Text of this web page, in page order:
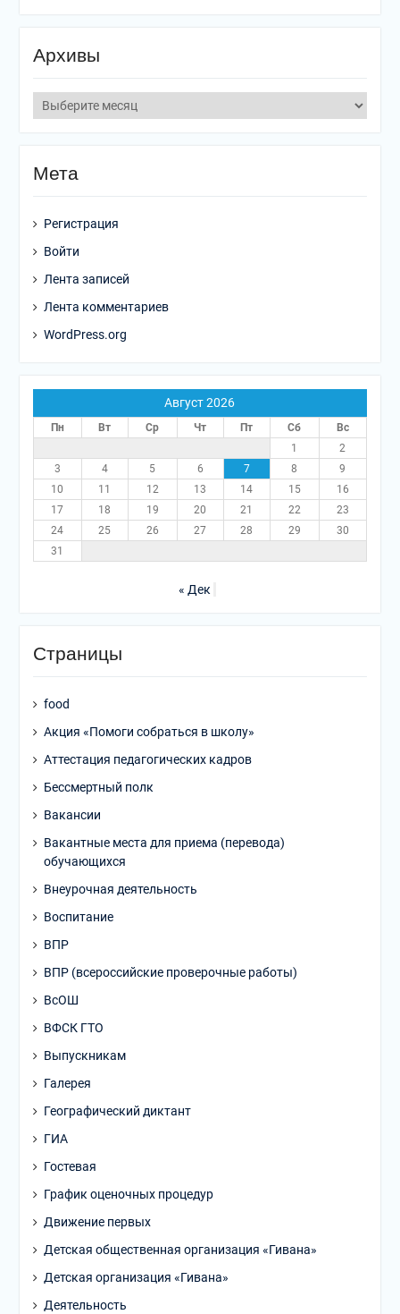
Архивы
Мета
Регистрация
Войти
Лента записей
Лента комментариев
WordPress.org
Август 2026
Пн Вт Ср Чт Пт Сб
Вс
1
2
3
4 5 6 7 8
9
10
11 12 13 14 15
16
17
18 19 20 21 22
23
24
25 26 27 28 29
30
31
« Дек
Страницы
food
Акция «Помоги собраться в школу»
Аттестация педагогических кадров
Бессмертный полк
Вакансии
Вакантные места для приема (перевода)
обучающихся
Внеурочная деятельность
Воспитание
ВПР
ВПР (всероссийские проверочные работы)
ВсОШ
ВФСК ГТО
Выпускникам
Галерея
Географический диктант
ГИА
Гостевая
График оценочных процедур
Движение первых
Детская общественная организация «Гивана»
Детская организация «Гивана»
Деятельность